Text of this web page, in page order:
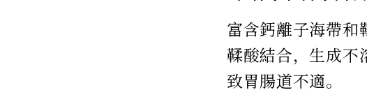
富含鈣離子海帶和
鞣酸結合，生成不
致胃腸道不適。